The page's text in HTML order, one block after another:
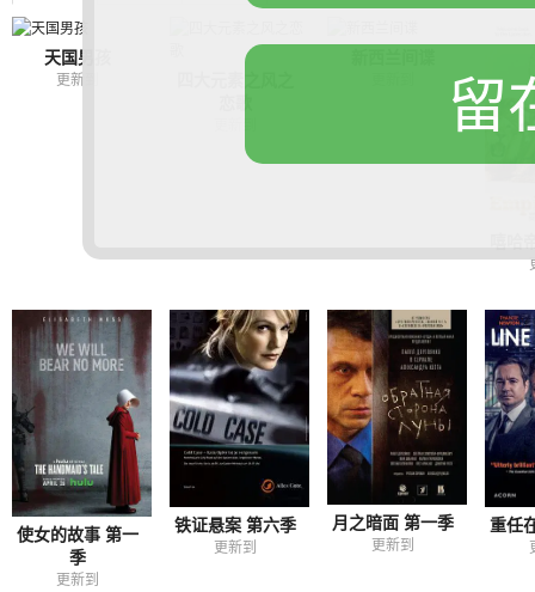
天国男孩
更新到
使女的故事 第一
季
更新到
铁证悬案 第六季
更新到
月之暗面 第一季
更新到
重任
留